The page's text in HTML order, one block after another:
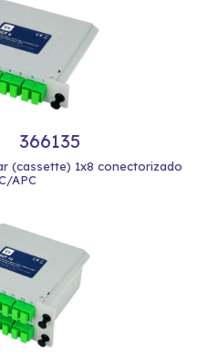
366135
(cassette) 1x8 conectorizado
APC